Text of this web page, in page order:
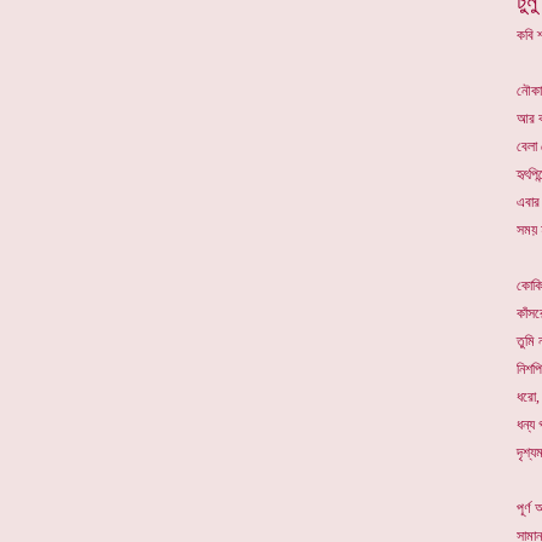
কবি
আর
সময়
তুমি
ধন্য
পূর্ণ